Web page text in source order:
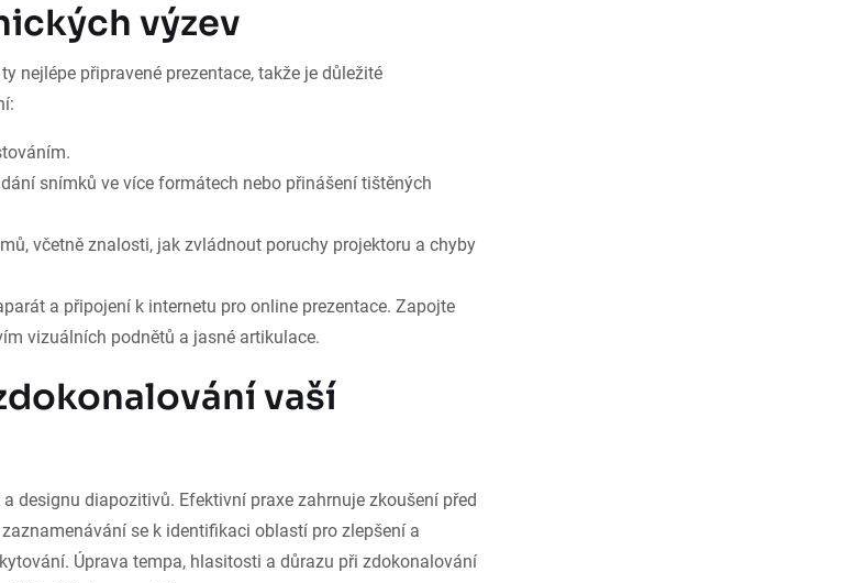
výzev
nejlépe připravené prezentace, takže je důležité
snímků ve více formátech nebo přinášení tištěných
včetně znalosti, jak zvládnout poruchy projektoru a chyby
a připojení k internetu pro online prezentace. Zapojte
vizuálních podnětů a jasné artikulace.
vaší
designu diapozitivů. Efektivní praxe zahrnuje zkoušení před
se k identifikaci oblastí pro zlepšení a
Úprava tempa, hlasitosti a důrazu při zdokonalování